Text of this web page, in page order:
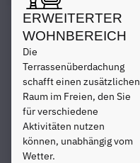
ERWEITERTER
WOHNBEREICH
Die
Terrassenüberdachung
schafft einen zusätzlichen
Raum im Freien, den Sie
für verschiedene
Aktivitäten nutzen
können, unabhängig vom
Wetter.